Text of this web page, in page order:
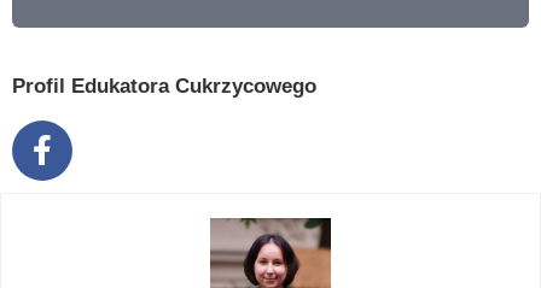
Profil Edukatora Cukrzycowego